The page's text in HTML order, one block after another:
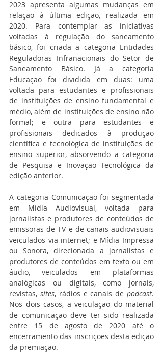
2023 apresenta algumas mudanças em
relação à última edição, realizada em
2020. Para contemplar as iniciativas
voltadas à regulação do saneamento
básico, foi criada a categoria Entidades
Reguladoras Infranacionais do Setor de
Saneamento Básico. Já a categoria
Educação foi dividida em duas: uma
voltada para estudantes e profissionais
de instituições de ensino fundamental e
médio, além de instituições de ensino não
formal; e outra para estudantes e
profissionais dedicados à produção
científica e tecnológica de instituições de
ensino superior, absorvendo a categoria
de Pesquisa e Inovação Tecnológica da
edição anterior.
A categoria Comunicação foi segmentada
em Mídia Audiovisual, voltada para
jornalistas e produtores de conteúdos de
emissoras de TV e de canais audiovisuais
veiculados via internet; e Mídia Impressa
ou Sonora, direcionada a jornalistas e
produtores de conteúdos em texto ou em
áudio, veiculados em plataformas
analógicas ou digitais, como jornais,
revistas, sites, rádios e canais de podcast.
Nos dois casos, a veiculação do material
de comunicação deve ter sido realizada
entre 15 de agosto de 2020 até o
encerramento das inscrições desta edição
da premiação.